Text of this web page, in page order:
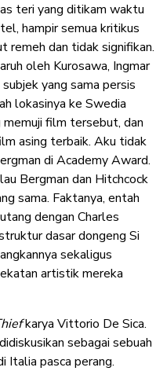
teri yang ditikam waktu
hampir semua kritikus
remeh dan tidak signifikan.
oleh Kurosawa, Ingmar
yang sama persis
lokasinya ke Swedia
memuji film tersebut, dan
asing terbaik. Aku tidak
di Academy Award.
Bergman dan Hitchcock
sama. Faktanya, entah
dengan Charles
dasar dongeng Si
sekaligus
artistik mereka
karya Vittorio De Sica.
sebagai sebuah
Italia pasca perang.